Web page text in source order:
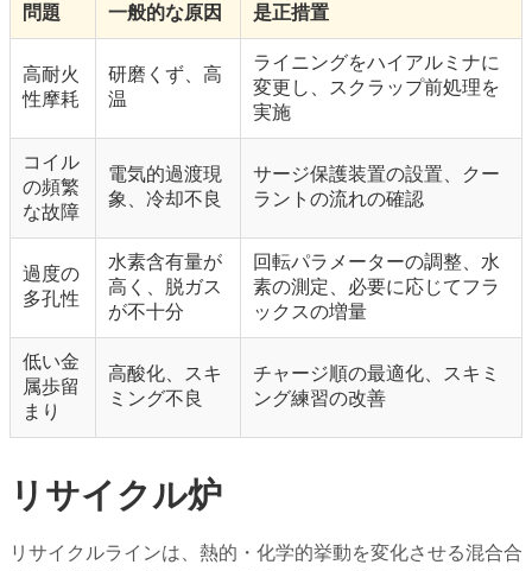
問題 一般的な原因 是正措置
高耐火
性摩耗
研磨くず、高
温
ライニングをハイアルミナに
変更し、スクラップ前処理を
実施
コイル
の頻繁
な故障
電気的過渡現
象、冷却不良
サージ保護装置の設置、クー
ラントの流れの確認
過度の
多孔性
水素含有量が
高く、脱ガス
が不十分
回転パラメーターの調整、水
素の測定、必要に応じてフラ
ックスの増量
低い金
属歩留
まり
高酸化、スキ
ミング不良
チャージ順の最適化、スキミ
ング練習の改善
リサイクル炉
リサイクルラインは、熱的・化学的挙動を変化させる混合合